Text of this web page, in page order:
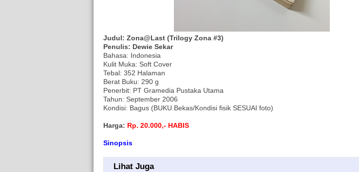
Judul: Zona@Last (Trilogy Zona #3)
Penulis: Dewie Sekar
Bahasa: Indonesia
Kulit Muka: Soft Cover
Tebal: 352 Halaman
Berat Buku: 290 g
Penerbit: PT Gramedia Pustaka Utama
Tahun: September 2006
Kondisi: Bagus (BUKU Bekas/Kondisi fisik SESUAI foto)
Harga: Rp. 20.000,- HABIS
Sinopsis
Lihat Juga